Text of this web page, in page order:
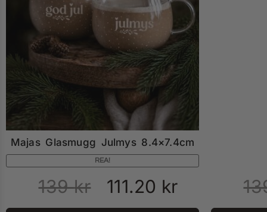
Majas Glasmugg Julmys 8.4×7.4cm
REA!
139kr 111.20 kr